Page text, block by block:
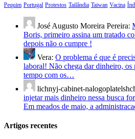
Pequim Portugal Protestos Tailândia Taiwan Vacina
José Augusto Moreira Pereira:
Boris, primeiro assina um tratado
depois não o cumpre !
Vera: O problema é que é
laboral! Não chega dar dinheiro, os
tempo com os…
lichnyj-cabinet-
injetar mais dinheiro nessa busca
Em meados de maio, a
Artigos recentes